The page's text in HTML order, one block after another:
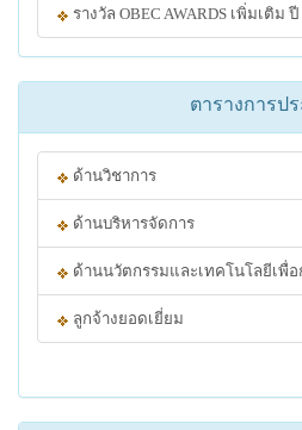
รางวัล OBEC AWARDS เพิ่มเติม ปี
ตารางการป
ด้านวิชาการ
ด้านบริหารจัดการ
ด้านนวัตกรรมและเทคโนโลยีเพื่อ
ลูกจ้างยอดเยี่ยม